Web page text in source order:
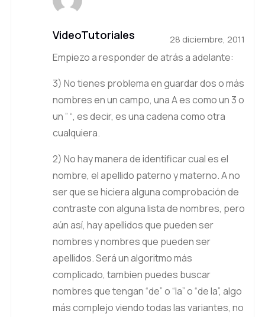
VideoTutoriales 28 diciembre, 2011
Empiezo a responder de atrás a adelante:
3) No tienes problema en guardar dos o más
nombres en un campo, una A es como un 3 o
un ” “, es decir, es una cadena como otra
cualquiera.
2) No hay manera de identificar cual es el
nombre, el apellido paterno y materno. A no
ser que se hiciera alguna comprobación de
contraste con alguna lista de nombres, pero
aún así, hay apellidos que pueden ser
nombres y nombres que pueden ser
apellidos. Será un algoritmo más
complicado, tambien puedes buscar
nombres que tengan “de” o “la” o “de la”, algo
más complejo viendo todas las variantes, no